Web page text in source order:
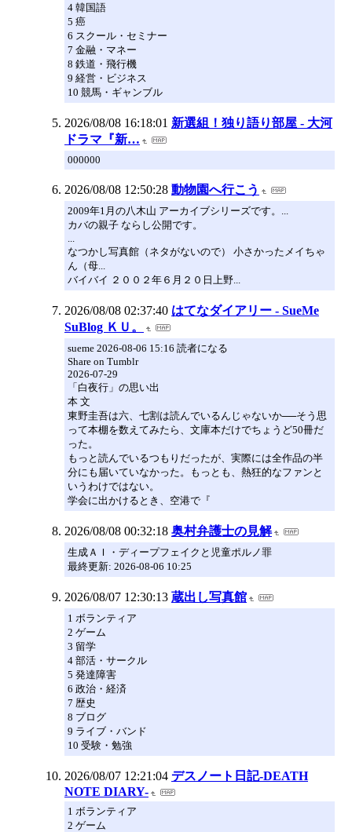
4 韓国語
5 癌
6 スクール・セミナー
7 金融・マネー
8 鉄道・飛行機
9 経営・ビジネス
10 競馬・ギャンブル
2026/08/08 16:18:01 新選組！独り語り部屋 - 大河
ドラマ『新…
000000
2026/08/08 12:50:28 動物園へ行こう
2009年1月の八木山 アーカイブシリーズです。...
カバの親子 ならし公開です。
なつかし写真館（ネタがないので） 小さかったメイちゃ
ん（母...
バイバイ ２００２年６月２０日上野...
2026/08/08 02:37:40 はてなダイアリー - SueMe
SuBlog ＫＵ。
sueme 2026-08-06 15:16 読者になる
Share on Tumblr
2026-07-29
「白夜行」の思い出
本 文
東野圭吾は六、七割は読んでいるんじゃないか──そう思
って本棚を数えてみたら、文庫本だけでちょうど50冊だ
った。
もっと読んでいるつもりだったが、実際には全作品の半
分にも届いていなかった。もっとも、熱狂的なファンと
いうわけではない。
学会に出かけるとき、空港で『
2026/08/08 00:32:18 奥村弁護士の見解
生成ＡＩ・ディープフェイクと児童ポルノ罪
最終更新: 2026-08-06 10:25
2026/08/07 12:30:13 蔵出し写真館
1 ボランティア
2 ゲーム
3 留学
4 部活・サークル
5 発達障害
6 政治・経済
7 歴史
8 ブログ
9 ライブ・バンド
10 受験・勉強
2026/08/07 12:21:04 デスノート日記-DEATH
NOTE DIARY-
1 ボランティア
2 ゲーム